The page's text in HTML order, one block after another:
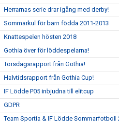
Herrarnas serie drar igång med derby!
Sommarkul för barn födda 2011-2013
Knattespelen hösten 2018
Gothia över för löddespelarna!
Torsdagsrapport från Gothia!
Halvtidsrapport från Gothia Cup!
IF Lödde P05 inbjudna till elitcup
GDPR
Team Sportia & IF Lödde Sommarfotboll